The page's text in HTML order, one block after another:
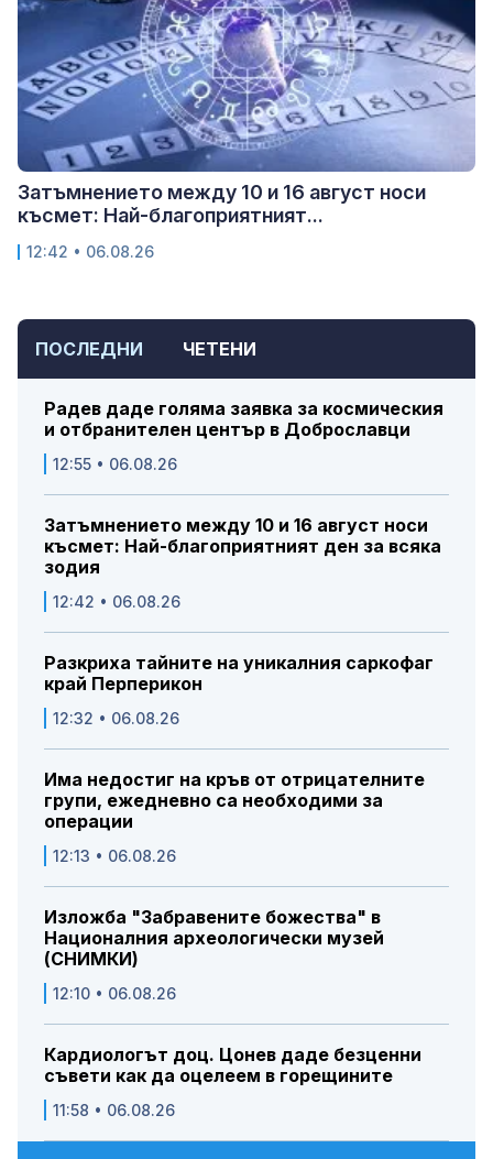
ПОСЛЕДНИ ЧЕТЕНИ
Радев даде голяма заявка за космическия
и отбранителен център в Доброславци
12:55 • 06.08.26
Затъмнението между 10 и 16 август носи
късмет: Най-благоприятният ден за всяка
зодия
12:42 • 06.08.26
Разкриха тайните на уникалния саркофаг
край Перперикон
12:32 • 06.08.26
Има недостиг на кръв от отрицателните
групи, ежедневно са необходими за
операции
12:13 • 06.08.26
Изложба "Забравените божества" в
Националния археологически музей
(СНИМКИ)
12:10 • 06.08.26
Кардиологът доц. Цонев даде безценни
съвети как да оцелеем в горещините
11:58 • 06.08.26
Затъмнението между 10 и 16 август носи
късмет: Най-благоприятният...
12:42 • 06.08.26